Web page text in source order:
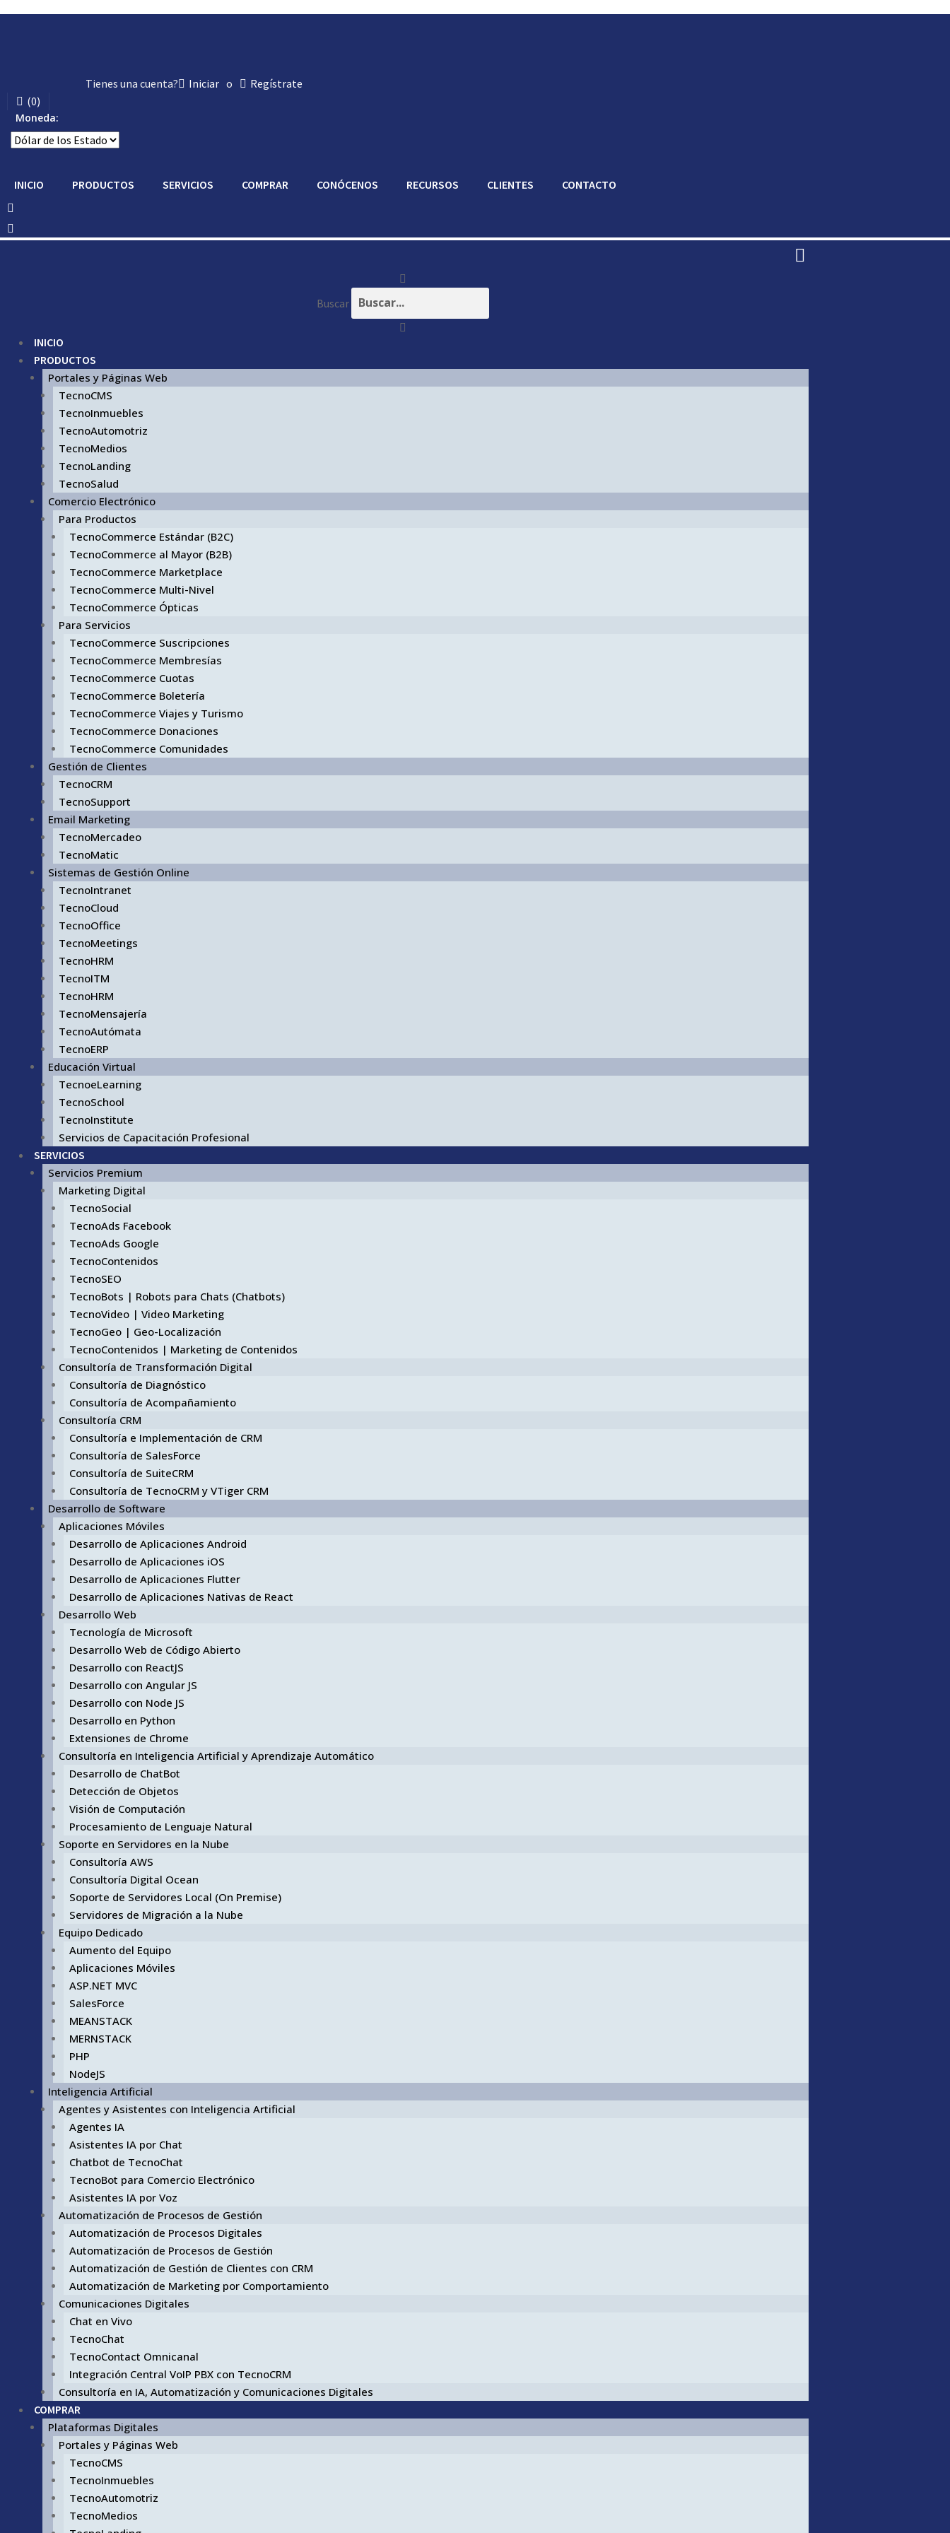
Tienes una cuenta? Iniciar o
Regístrate
(0)
Moneda:
INICIO PRODUCTOS SERVICIOS COMPRAR CONÓCENOS RECURSOS CLIENTES CONTACTO
Buscar
INICIO
PRODUCTOS
Portales y Páginas Web
TecnoCMS
TecnoInmuebles
TecnoAutomotriz
TecnoMedios
TecnoLanding
TecnoSalud
Comercio Electrónico
Para Productos
TecnoCommerce Estándar (B2C)
TecnoCommerce al Mayor (B2B)
TecnoCommerce Marketplace
TecnoCommerce Multi-Nivel
TecnoCommerce Ópticas
Para Servicios
TecnoCommerce Suscripciones
TecnoCommerce Membresías
TecnoCommerce Cuotas
TecnoCommerce Boletería
TecnoCommerce Viajes y Turismo
TecnoCommerce Donaciones
TecnoCommerce Comunidades
Gestión de Clientes
TecnoCRM
TecnoSupport
Email Marketing
TecnoMercadeo
TecnoMatic
Sistemas de Gestión Online
TecnoIntranet
TecnoCloud
TecnoOffice
TecnoMeetings
TecnoHRM
TecnoITM
TecnoHRM
TecnoMensajería
TecnoAutómata
TecnoERP
Educación Virtual
TecnoeLearning
TecnoSchool
TecnoInstitute
Servicios de Capacitación Profesional
SERVICIOS
Servicios Premium
Marketing Digital
TecnoSocial
TecnoAds Facebook
TecnoAds Google
TecnoContenidos
TecnoSEO
TecnoBots | Robots para Chats (Chatbots)
TecnoVideo | Video Marketing
TecnoGeo | Geo-Localización
TecnoContenidos | Marketing de Contenidos
Consultoría de Transformación Digital
Consultoría de Diagnóstico
Consultoría de Acompañamiento
Consultoría CRM
Consultoría e Implementación de CRM
Consultoría de SalesForce
Consultoría de SuiteCRM
Consultoría de TecnoCRM y VTiger CRM
Desarrollo de Software
Aplicaciones Móviles
Desarrollo de Aplicaciones Android
Desarrollo de Aplicaciones iOS
Desarrollo de Aplicaciones Flutter
Desarrollo de Aplicaciones Nativas de React
Desarrollo Web
Tecnología de Microsoft
Desarrollo Web de Código Abierto
Desarrollo con ReactJS
Desarrollo con Angular JS
Desarrollo con Node JS
Desarrollo en Python
Extensiones de Chrome
Consultoría en Inteligencia Artificial y Aprendizaje Automático
Desarrollo de ChatBot
Detección de Objetos
Visión de Computación
Procesamiento de Lenguaje Natural
Soporte en Servidores en la Nube
Consultoría AWS
Consultoría Digital Ocean
Soporte de Servidores Local (On Premise)
Servidores de Migración a la Nube
Equipo Dedicado
Aumento del Equipo
Aplicaciones Móviles
ASP.NET MVC
SalesForce
MEANSTACK
MERNSTACK
PHP
NodeJS
Inteligencia Artificial
Agentes y Asistentes con Inteligencia Artificial
Agentes IA
Asistentes IA por Chat
Chatbot de TecnoChat
TecnoBot para Comercio Electrónico
Asistentes IA por Voz
Automatización de Procesos de Gestión
Automatización de Procesos Digitales
Automatización de Procesos de Gestión
Automatización de Gestión de Clientes con CRM
Automatización de Marketing por Comportamiento
Comunicaciones Digitales
Chat en Vivo
TecnoChat
TecnoContact Omnicanal
Integración Central VoIP PBX con TecnoCRM
Consultoría en IA, Automatización y Comunicaciones Digitales
COMPRAR
Plataformas Digitales
Portales y Páginas Web
TecnoCMS
TecnoInmuebles
TecnoAutomotriz
TecnoMedios